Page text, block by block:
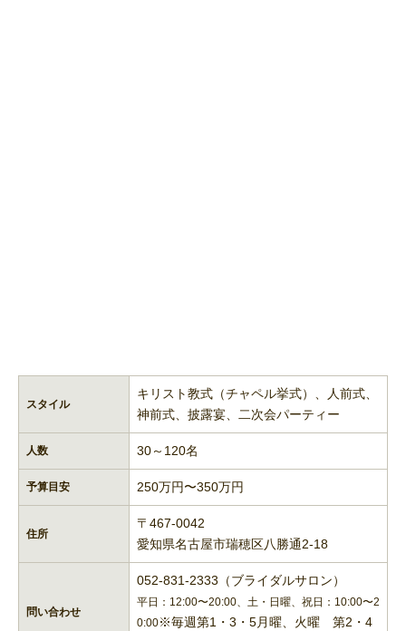
スタイル
キリスト教式（チャペル挙式）、人前式、
神前式、披露宴、二次会パーティー
人数 30～120名
予算目安 250万円〜350万円
住所
〒467-0042
愛知県名古屋市瑞穂区八勝通2-18
問い合わせ
052-831-2333（ブライダルサロン）
平日：12:00〜20:00、土・日曜、祝日：10:00〜2
0:00※毎週第1・3・5月曜、火曜 第2・4